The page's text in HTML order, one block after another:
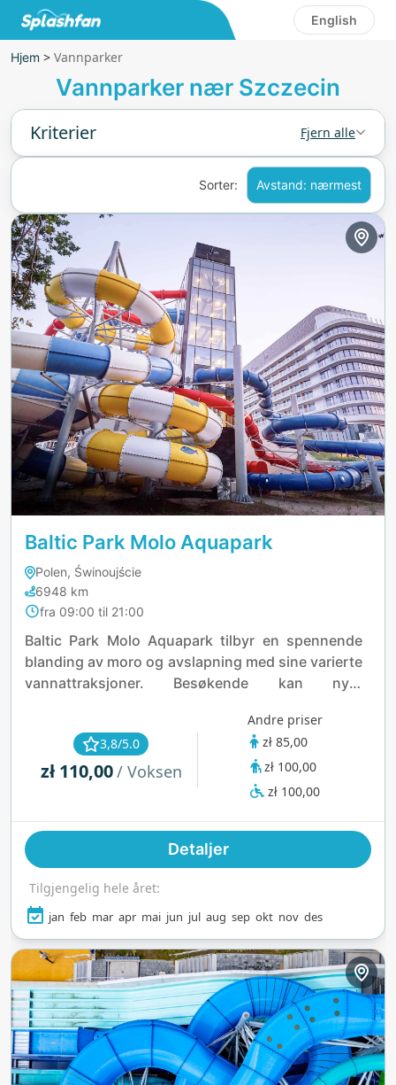
English
Hjem > Vannparker
Vannparker nær Szczecin
Kriterier Fjern alle
Sorter: Avstand: nærmest
Baltic Park Molo Aquapark
Polen, Świnoujście
6948 km
fra 09:00 til 21:00
Baltic Park Molo Aquapark tilbyr en spennende
blanding av moro og avslapning med sine varierte
vannattraksjoner. Besøkende kan nyte
bølgebasseng som etterligner havets rytme, og
romslige bassenger som passer perfekt for både
familier og svømmere. Aquaparken har også et
beroligende velværeområde med badstuer og
adrenalin og ro. Med sine moderne fasiliteter og
livlige atmosfære er det et topp reisemål for
avslapning ved sjøen.
3,8/5.0
zł 110,00/ Voksen
Andre priser
zł 85,00
zł 100,00
zł 100,00
Detaljer
Tilgjengelig hele året:
jan feb mar apr mai jun jul aug sep okt nov des